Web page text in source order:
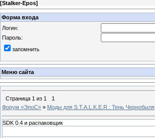
[Stalker-Epos]
Форма входа
Логин:
Пароль:
запомнить
Меню сайта
Страница 1 из 1
1
Форум «ЭпоС» » Моды для S.T.A.L.K.E.R.: Тень Чернобыля
SDK 0.4 и распаковщик